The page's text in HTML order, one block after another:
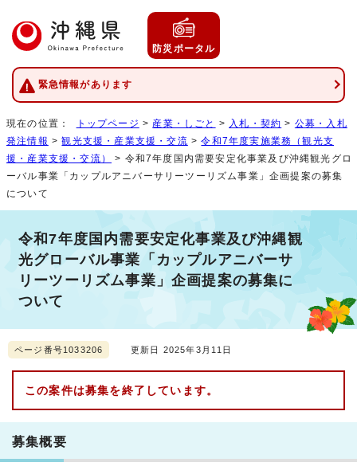
防災ポータル
緊急情報があります
現在の位置： トップページ > 産業・しごと > 入札・契約 > 公募・入札
発注情報 >観光支援・産業支援・交流 >令和7年度実施業務（観光支
援・産業支援・交流）
> 令和7年度国内需要安定化事業及び沖縄観光グロ
ーバル事業「カップルアニバーサリーツーリズム事業」企画提案の募集
について
令和7年度国内需要安定化事業及び沖縄観
光グローバル事業「カップルアニバーサ
リーツーリズム事業」企画提案の募集に
ついて
ページ番号1033206 更新日 2025年3月11日
この案件は募集を終了しています。
募集概要